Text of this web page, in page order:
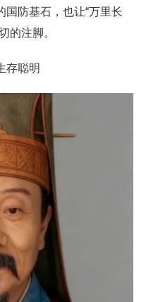
防基石，也让“万里长
的注脚。
存聪明